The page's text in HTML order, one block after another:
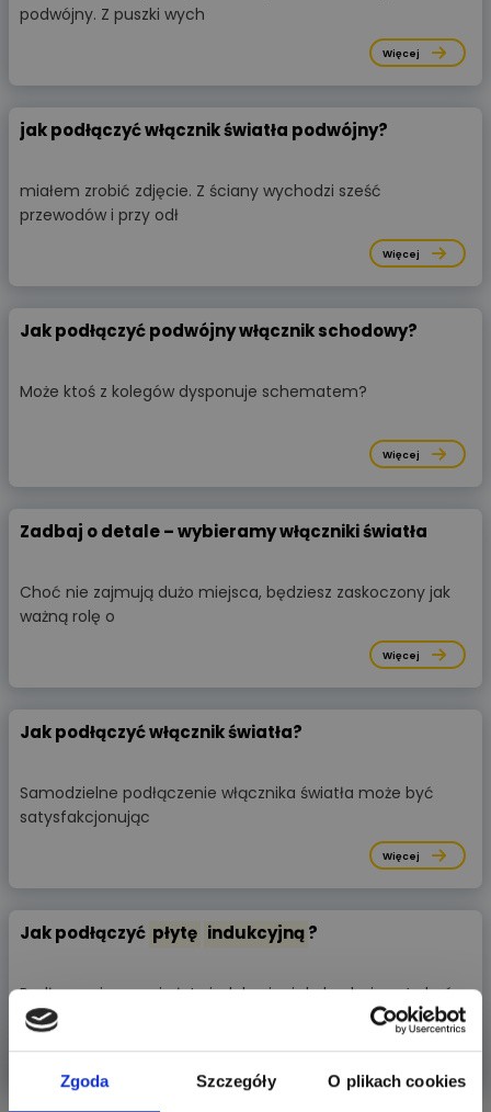
Zgoda Szczegóły O plikach cookies
podwójny. Z puszki wych
Więcej
jak podłączyć włącznik światła podwójny?
miałem zrobić zdjęcie. Z ściany wychodzi sześć
przewodów i przy odł
Więcej
Jak podłączyć podwójny włącznik schodowy?
Może ktoś z kolegów dysponuje schematem?
Więcej
Zadbaj o detale – wybieramy włączniki światła
Choć nie zajmują dużo miejsca, będziesz zaskoczony jak
ważną rolę o
Więcej
Jak podłączyć włącznik światła?
Samodzielne podłączenie włącznika światła może być
satysfakcjonując
Więcej
Jak podłączyć płytę indukcyjną?
Podłączenie nowej płyty indukcyjnej do kuchni może być
wyzwaniem dl